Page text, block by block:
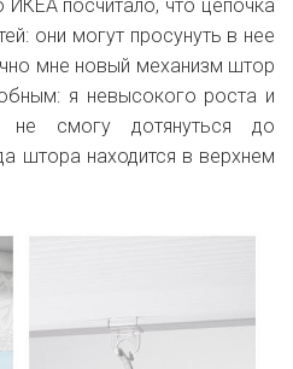
посчитало, что цепочка
они могут просунуть в нее
мне новый механизм штор
я невысокого роста и
смогу дотянуться до
штора находится в верхнем